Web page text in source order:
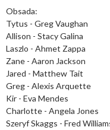
Obsada:
Tytus - Greg Vaughan
Allison - Stacy Galina
Laszlo - Ahmet Zappa
Zane - Aaron Jackson
Jared - Matthew Tait
Greg - Alexis Arquette
Kir - Eva Mendes
Charlotte - Angela Jones
Szeryf Skaggs - Fred